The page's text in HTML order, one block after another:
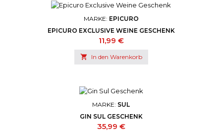
MARKE: EPICURO
EPICURO EXCLUSIVE WEINE GESCHENK
Preis
11,99 €
 In den Warenkorb
MARKE: SUL
GIN SUL GESCHENK
Preis
35,99 €